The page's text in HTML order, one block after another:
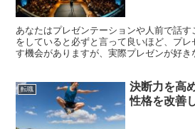
あなたはプレゼンテーションや人前で話
をしていると必ずと言って良いほど、プ
す機会がありますが、実際プレゼンが好き
転職
決断力を高
性格を改善